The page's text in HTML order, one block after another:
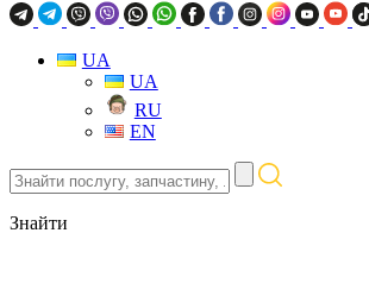
UA
UA
RU
EN
Знайти
послугу,
запчастину,
локацію
Знайти